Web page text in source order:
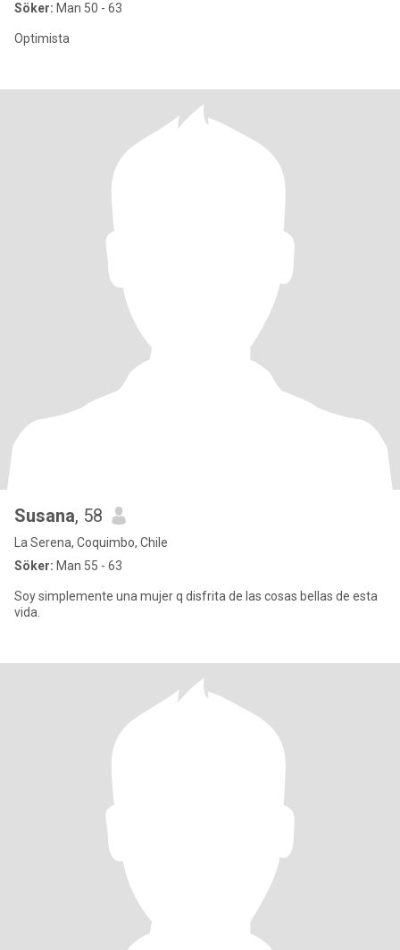
Söker: Man 50 - 63
Optimista
Susana, 58
La Serena, Coquimbo, Chile
Söker: Man 55 - 63
Soy simplemente una mujer q disfrita de las cosas bellas de esta
vida.